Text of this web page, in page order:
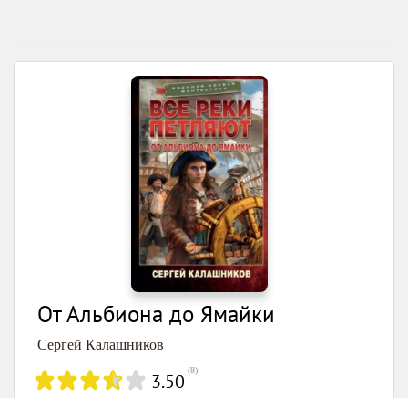
От Альбиона до Ямайки
Сергей Калашников
3.50 (8)